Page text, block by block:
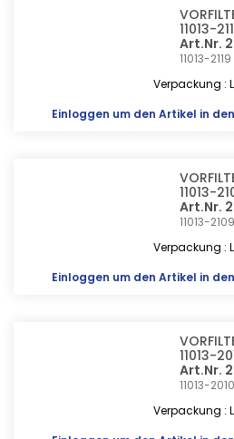
11013-
Art.Nr.
11013-2119
Verpackung :
Einloggen um den Artikel in
11013-
Art.Nr.
11013-2109
Verpackung :
Einloggen um den Artikel in
11013-
Art.Nr.
11013-2010
Verpackung :